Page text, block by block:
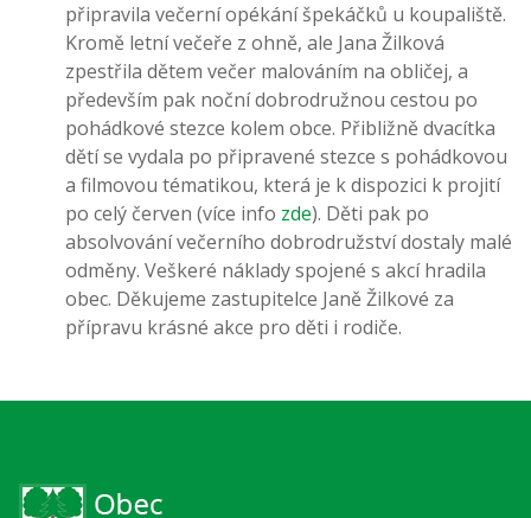
připravila večerní opékání špekáčků u koupaliště.
Kromě letní večeře z ohně, ale Jana Žilková
zpestřila dětem večer malováním na obličej, a
především pak noční dobrodružnou cestou po
pohádkové stezce kolem obce. Přibližně dvacítka
dětí se vydala po připravené stezce s pohádkovou
a filmovou tématikou, která je k dispozici k projití
po celý červen (více info zde). Děti pak po
absolvování večerního dobrodružství dostaly malé
odměny. Veškeré náklady spojené s akcí hradila
obec. Děkujeme zastupitelce Janě Žilkové za
přípravu krásné akce pro děti i rodiče.